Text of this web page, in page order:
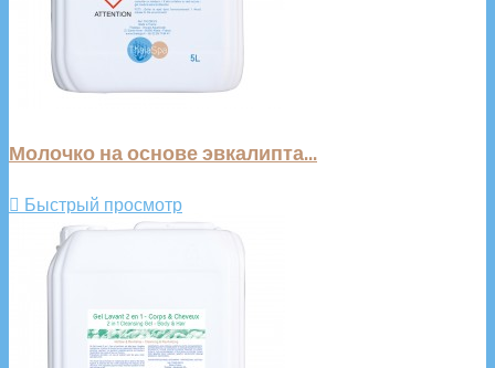
Молочко на основе эвкалипта...
 Быстрый просмотр